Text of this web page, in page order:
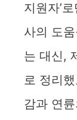
지원자’
사의 도
는 대신,
로 정리
감과 연